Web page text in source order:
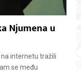
Njumena u
internetu tražili
se među